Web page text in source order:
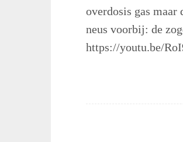
overdosis gas maar
neus voorbij: de
https://youtu.be/